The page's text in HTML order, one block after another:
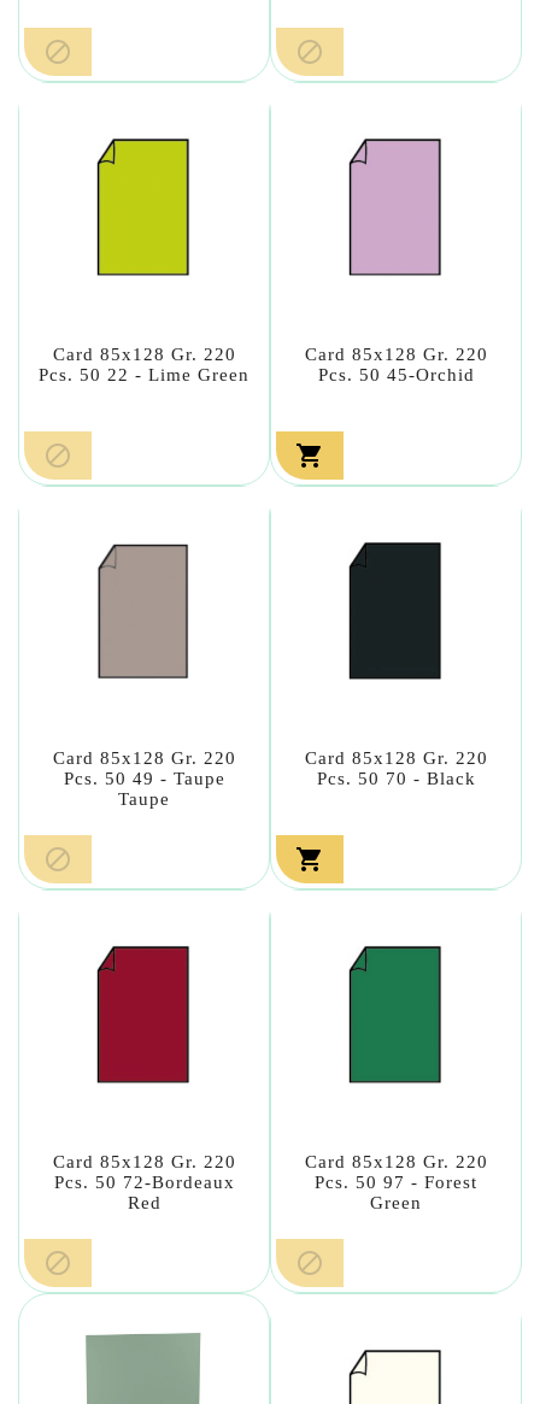
 
Card 85x128 Gr. 220
Pcs. 50 22 - Lime Green

Card 85x128 Gr. 220
Pcs. 50 45-Orchid

Card 85x128 Gr. 220
Pcs. 50 49 - Taupe
Taupe

Card 85x128 Gr. 220
Pcs. 50 70 - Black

Card 85x128 Gr. 220
Pcs. 50 72-Bordeaux
Red

Card 85x128 Gr. 220
Pcs. 50 97 - Forest
Green
